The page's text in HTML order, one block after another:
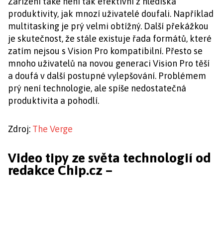
produktivity, jak mnozí uživatelé doufali. Například
multitasking je prý velmi obtížný. Další překážkou
je skutečnost, že stále existuje řada formátů, které
zatím nejsou s Vision Pro kompatibilní. Přesto se
mnoho uživatelů na novou generaci Vision Pro těší
a doufá v další postupné vylepšování. Problémem
prý není technologie, ale spíše nedostatečná
produktivita a pohodlí.
Zdroj: The Verge
Video tipy ze světa technologií od
redakce Chip.cz –